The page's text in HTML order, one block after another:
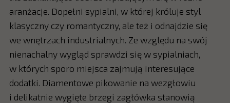
aranżacje. Dopełni sypialni, w której króluje styl
klasyczny czy romantyczny, ale też i odnajdzie się
we wnętrzach industrialnych. Ze względu na swój
nienachalny wygląd sprawdzi się w sypialniach,
w których sporo miejsca zajmują interesujące
dodatki. Diamentowe pikowanie na wezgłowiu
i delikatnie wygięte brzegi zagłówka stanowią